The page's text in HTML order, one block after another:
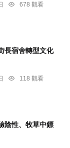
678 觀看
長宿舍轉型文化
118 觀看
陰性、牧草中鏢